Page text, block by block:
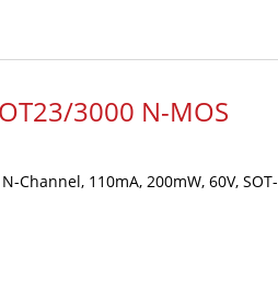
3000 N-MOS
Channel, 110mA, 200mW, 60V, SOT-